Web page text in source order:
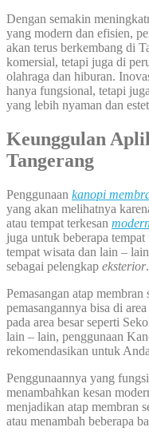
Dengan semakin
yang modern dan efisien,
akan terus berkembang di
komersial, tetapi juga di
olahraga dan hiburan.
hanya fungsional, tetapi
yang lebih nyaman dan
Keunggulan
Tangerang
Penggunaan kanopi
yang akan melihatnya
atau tempat terkesan
juga untuk beberapa
tempat wisata dan lain –
sebagai pelengkap eksterior.
Pemasangan atap
pemasangannya bisa di
pada area besar seperti
lain – lain, penggunaan
rekomendasikan untuk
Penggunaannya yang
menambahkan kesan
menjadikan atap membran
atau menambah beberapa